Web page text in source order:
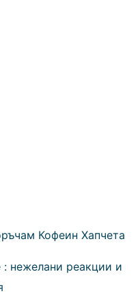
Кофеин Хапчета
: нежелани реакции и